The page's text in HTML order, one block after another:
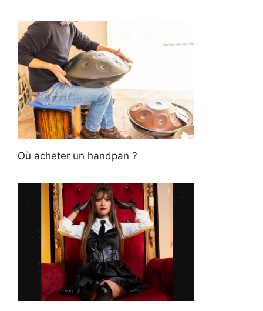
Où acheter un handpan ?